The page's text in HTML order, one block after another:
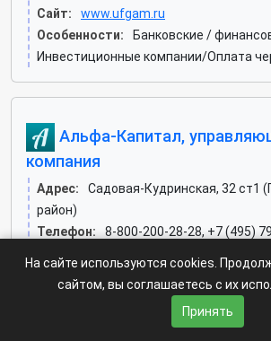
Сайт:
www.ufgam.ru
Особенности:
Банковские /
Инвестиционные компании/Оплата
Альфа-Капитал,
компания
Адрес:
Садовая-Кудринская, 32 ст1
район)
Телефон:
8-800-200-28-28, +7 (495)
c 09:30-18:30, Чт: c 09:30-18:30, Пт: c
выходной, Вс: выходной
www.alfacapital.ru
На сайте используются cookies.
сайтом, вы соглашаетесь с их
Принять